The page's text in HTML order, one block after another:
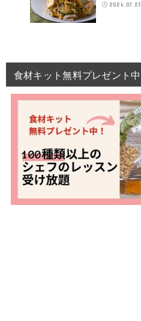
2026.07.23
食材キット無料プレゼント中